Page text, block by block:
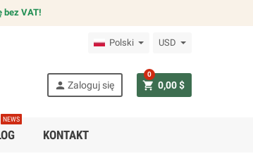
bez VAT!
Polski USD
person Zaloguj się shopping_cart 0,00 $
0
NEWS
KONTAKT